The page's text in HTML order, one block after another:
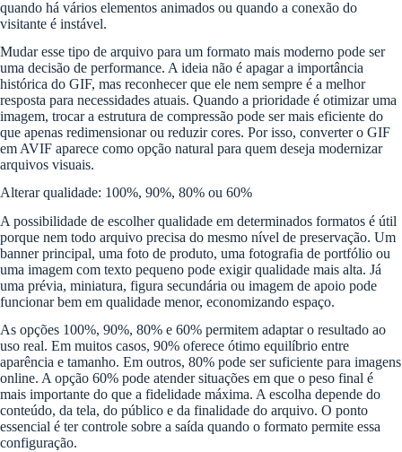
quando há vários elementos animados ou quando a conexão do
visitante é instável.
Mudar esse tipo de arquivo para um formato mais moderno pode ser
uma decisão de performance. A ideia não é apagar a importância
histórica do GIF, mas reconhecer que ele nem sempre é a melhor
resposta para necessidades atuais. Quando a prioridade é otimizar uma
imagem, trocar a estrutura de compressão pode ser mais eficiente do
que apenas redimensionar ou reduzir cores. Por isso, converter o GIF
em AVIF aparece como opção natural para quem deseja modernizar
arquivos visuais.
Alterar qualidade: 100%, 90%, 80% ou 60%
A possibilidade de escolher qualidade em determinados formatos é útil
porque nem todo arquivo precisa do mesmo nível de preservação. Um
banner principal, uma foto de produto, uma fotografia de portfólio ou
uma imagem com texto pequeno pode exigir qualidade mais alta. Já
uma prévia, miniatura, figura secundária ou imagem de apoio pode
funcionar bem em qualidade menor, economizando espaço.
As opções 100%, 90%, 80% e 60% permitem adaptar o resultado ao
uso real. Em muitos casos, 90% oferece ótimo equilíbrio entre
aparência e tamanho. Em outros, 80% pode ser suficiente para imagens
online. A opção 60% pode atender situações em que o peso final é
mais importante do que a fidelidade máxima. A escolha depende do
conteúdo, da tela, do público e da finalidade do arquivo. O ponto
essencial é ter controle sobre a saída quando o formato permite essa
configuração.